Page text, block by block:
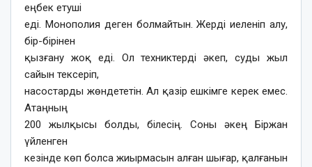
еңбек етуші
еді. Монополия деген болмайтын. Жерді иеленіп алу,
бір-бірінен
қызғану жоқ еді. Ол техниктерді әкеп, суды жыл
сайын тексеріп,
насостарды жөндететін. Ал қазір ешкімге керек емес.
Атаңның
200 жылқысы болды, білесің. Соны әкең Біржан
үйленген
кезінде көп болса жиырмасын алған шығар, қалғанын